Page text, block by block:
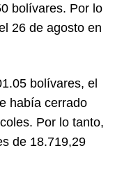
bolívares. Por lo
26 de agosto en
bolívares, el
había cerrado
Por lo tanto,
de 18.719,29